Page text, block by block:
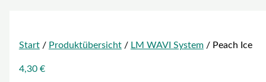
Start/ Produktübersicht/ LM WAVI System/ Peach Ice
4,30 €